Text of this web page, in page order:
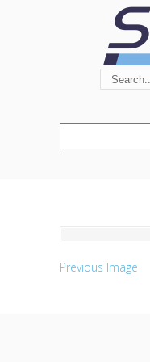
Previous Image